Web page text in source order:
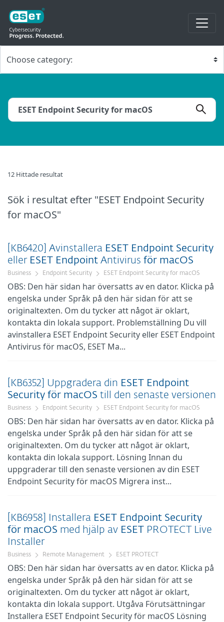
12 Hittade resultat
Sök i resultat efter "ESET Endpoint Security
for macOS"
[KB6420] Avinstallera ESET Endpoint Security
eller ESET Endpoint Antivirus för macOS
Business Endpoint Security ESET Endpoint Security for macOS
OBS: Den här sidan har översatts av en dator. Klicka på
engelska under Språk på den här sidan för att se
originaltexten. Om du tycker att något är oklart,
kontakta din lokala support. Problemställning Du vill
avinstallera ESET Endpoint Security eller ESET Endpoint
Antivirus för macOS, ESET Ma...
[KB6352] Uppgradera din ESET Endpoint
Security för macOS till den senaste versionen
Business Endpoint Security ESET Endpoint Security for macOS
OBS: Den här sidan har översatts av en dator. Klicka på
engelska under Språk på den här sidan för att se
originaltexten. Om du tycker att något är oklart,
kontakta din lokala support. Lösning Innan du
uppgraderar till den senaste versionen av din ESET
Endpoint Security för macOS Migrera inst...
[KB6958] Installera ESET Endpoint Security
för macOS med hjälp av ESET PROTECT Live
Installer
Business Remote Management ESET PROTECT
OBS: Den här sidan har översatts av en dator. Klicka på
engelska under Språk på den här sidan för att se
originaltexten. Om du tycker att något är oklart,
kontakta din lokala support. Utgåva Förutsättningar
Installera ESET Endpoint Security för macOS Lösning